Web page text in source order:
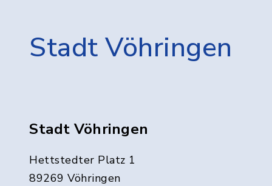
Stadt Vöhringen
Stadt Vöhringen
Hettstedter Platz 1
89269 Vöhringen